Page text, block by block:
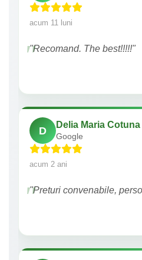
acum 11 luni
"Recomand. The best!!!!!"
D
Delia Maria Cotuna
Google
acum 2 ani
"Preturi convenabile,